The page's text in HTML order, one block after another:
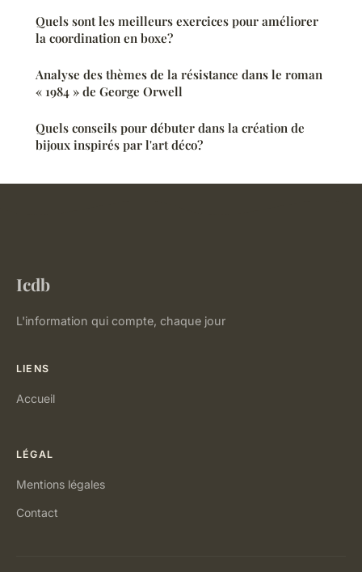
Quels sont les meilleurs exercices pour améliorer
la coordination en boxe?
Analyse des thèmes de la résistance dans le roman
« 1984 » de George Orwell
Quels conseils pour débuter dans la création de
bijoux inspirés par l'art déco?
Icdb
L'information qui compte, chaque jour
LIENS
Accueil
LÉGAL
Mentions légales
Contact